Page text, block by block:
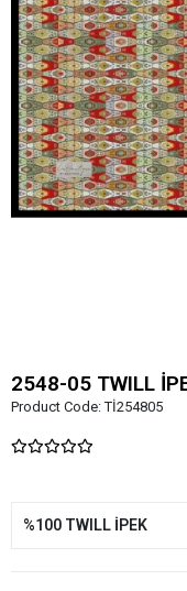
2548-05 TWILL
Product Code:Tİ254805
%100 TWILL İPEK